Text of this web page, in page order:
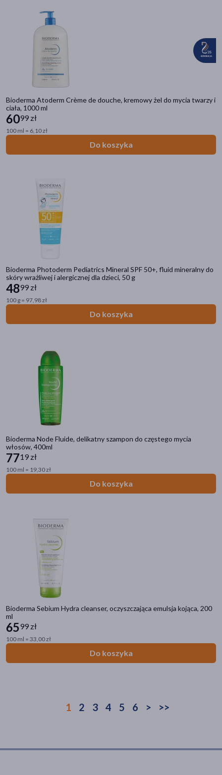
Bioderma Atoderm Crème de douche, kremowy żel do mycia twarzy i
ciała, 1000 ml
6099 zł
100 ml = 6,10 zł
Do koszyka
Bioderma Photoderm Pediatrics Mineral SPF 50+, fluid mineralny do
skóry wrażliwej i alergicznej dla dzieci, 50 g
4899 zł
100 g = 97,98 zł
Do koszyka
Bioderma Node Fluide, delikatny szampon do częstego mycia
włosów, 400ml
7719 zł
100 ml = 19,30 zł
Do koszyka
Bioderma Sebium Hydra cleanser, oczyszczająca emulsja kojąca, 200
ml
6599 zł
100 ml = 33,00 zł
Do koszyka
1 2 3 4 5 6 > >>
SPF 50+
SPF 30
SPF 50(0)
SPF(0)